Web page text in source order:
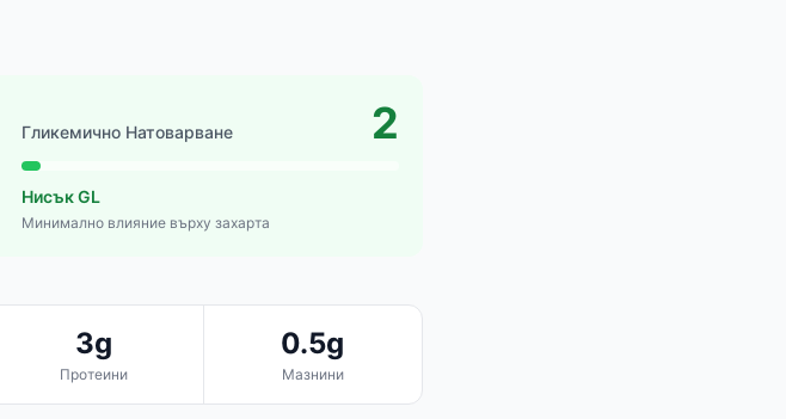
Гликемично Натоварване 2
Нисък GL
Минимално влияние върху захарта
3g
Протеини
0.5g
Мазнини